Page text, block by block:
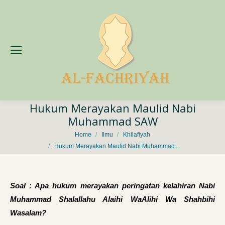
Hukum Merayakan Maulid Nabi
Muhammad SAW
Home Ilmu
Khilafiyah
Hukum Merayakan Maulid Nabi Muhammad…
Soal : Apa hukum merayakan peringatan kelahiran Nabi
MuhammadShalallahu Alaihi WaAlihi Wa Shahbihi
Wasalam?